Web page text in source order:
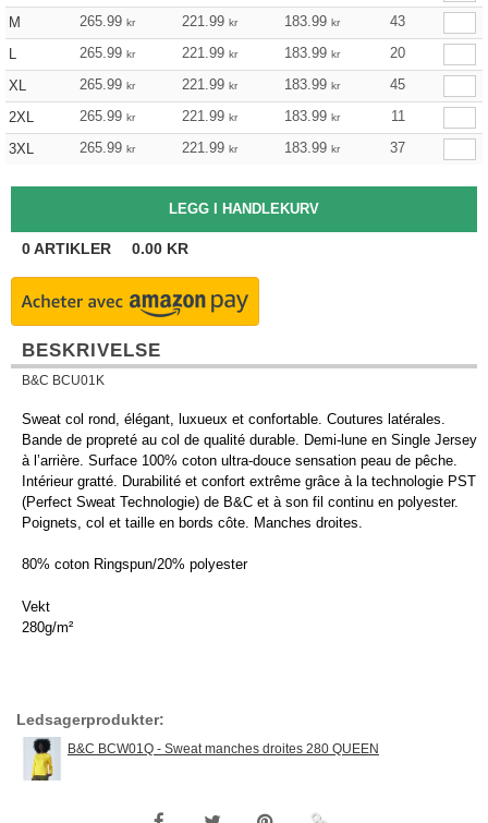
M
265.99 kr 221.99 kr 183.99 kr
43
L
265.99 kr 221.99 kr 183.99 kr
20
XL
265.99 kr 221.99 kr 183.99 kr
45
2XL
265.99 kr 221.99 kr 183.99 kr
11
3XL
265.99 kr 221.99 kr 183.99 kr 37
0ARTIKLER 0.00 KR
BESKRIVELSE
B&C BCU01K
Sweat col rond, élégant, luxueux et confortable. Coutures latérales.
Bande de propreté au col de qualité durable. Demi-lune en Single Jersey
à l’arrière. Surface 100% coton ultra-douce sensation peau de pêche.
Intérieur gratté. Durabilité et confort extrême grâce à la technologie PST
(Perfect Sweat Technologie) de B&C et à son fil continu en polyester.
Poignets, col et taille en bords côte. Manches droites.
80% coton Ringspun/20% polyester
Vekt
280g/m²
Ledsagerprodukter:
B&C BCW01Q - Sweat manches droites 280 QUEEN